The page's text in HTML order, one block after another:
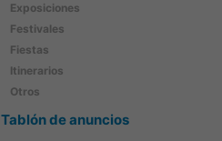
Exposiciones
Festivales
Fiestas
Itinerarios
Otros
Tablón de anuncios